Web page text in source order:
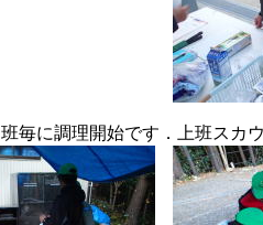
班毎に調理開始です．上班スカ